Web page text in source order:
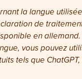
la langue
de
en
vous pouvez
tels que